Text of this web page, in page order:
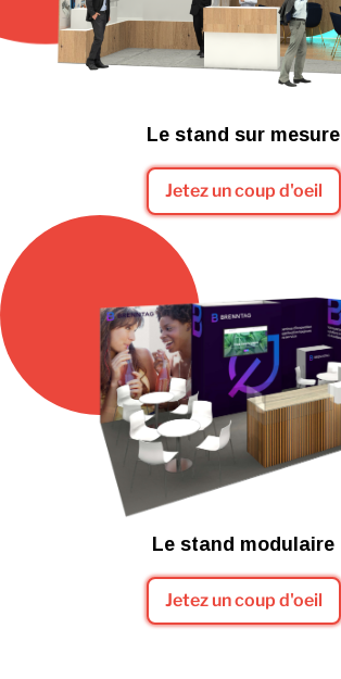
Le stand sur mesure
Jetez un coup d'oeil
Le stand modulaire
Jetez un coup d'oeil